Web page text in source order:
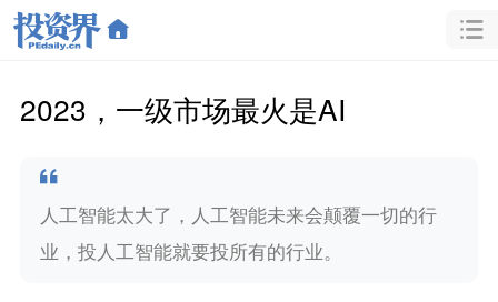
2023，一级市场最火是AI
人工智能太大了，人工智能未来会颠覆一切的行
业，投人工智能就要投所有的行业。